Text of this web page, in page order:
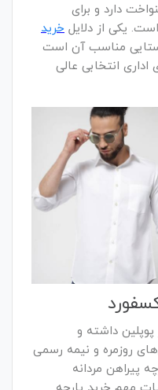
دارد و برای
یکی از دلایل خرید
مناسب آن است
انتخابی عالی
داشته و
روزمره و نیمه رسمی
پیراهن مردانه